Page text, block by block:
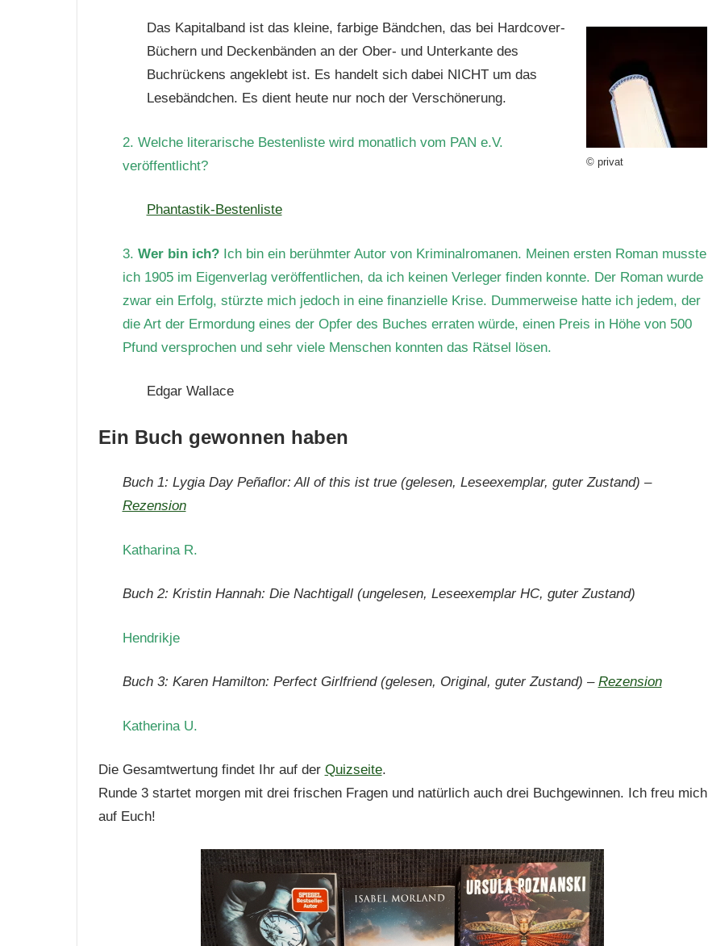
© privat
Das Kapitalband ist das kleine, farbige Bändchen, das bei Hardcover-
Büchern und Deckenbänden an der Ober- und Unterkante des
Buchrückens angeklebt ist. Es handelt sich dabei NICHT um das
Lesebändchen. Es dient heute nur noch der Verschönerung.
2. Welche literarische Bestenliste wird monatlich vom PAN e.V.
veröffentlicht?
Phantastik-Bestenliste
3. Wer bin ich?Ich bin ein berühmter Autor von Kriminalromanen. Meinen ersten Roman musste
ich 1905 im Eigenverlag veröffentlichen, da ich keinen Verleger finden konnte. Der Roman wurde
zwar ein Erfolg, stürzte mich jedoch in eine finanzielle Krise. Dummerweise hatte ich jedem, der
die Art der Ermordung eines der Opfer des Buches erraten würde, einen Preis in Höhe von 500
Pfund versprochen und sehr viele Menschen konnten das Rätsel lösen.
Edgar Wallace
Ein Buch gewonnen haben
Buch 1: Lygia Day Peñaflor: All of this ist true (gelesen, Leseexemplar, guter Zustand) –
Rezension
Katharina R.
Buch 2: Kristin Hannah: Die Nachtigall (ungelesen, Leseexemplar HC, guter Zustand)
Hendrikje
Buch 3: Karen Hamilton: Perfect Girlfriend (gelesen, Original, guter Zustand) – Rezension
Katherina U.
Die Gesamtwertung findet Ihr auf der Quizseite.
Runde 3 startet morgen mit drei frischen Fragen und natürlich auch drei Buchgewinnen. Ich freu mich
auf Euch!